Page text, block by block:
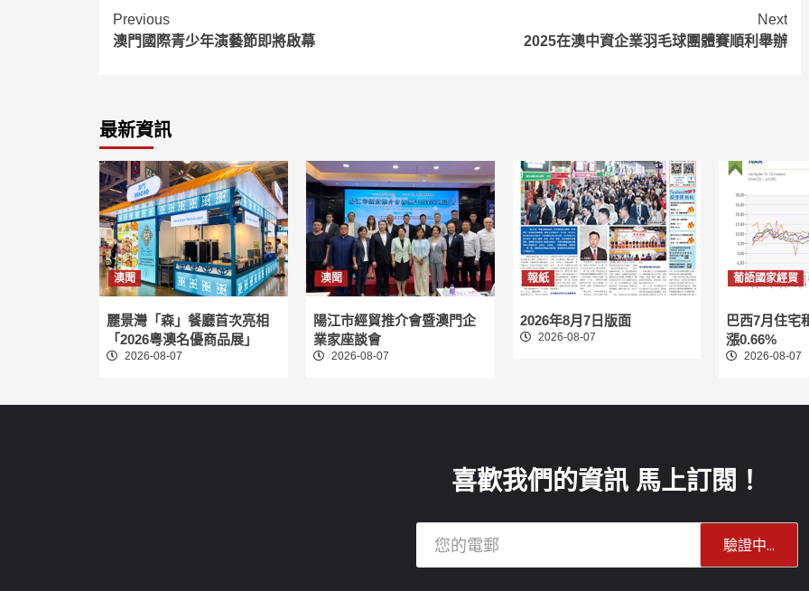
Continue
Reading
Previous
澳門國際青少年演藝節即將啟幕
Next
2025在澳中資企業羽毛球團體賽順利舉辦
最新資訊
澳聞
麗景灣「森」餐廳首次亮相
「2026粵澳名優商品展」
2026-08-07
澳聞
陽江市經貿推介會暨澳門企
業家座談會
2026-08-07
報紙
2026年8月7日版面
2026-08-07
葡語國家經貿
巴西7月住宅
漲0.66%
2026-08-07
喜歡我們的資訊 馬上訂閱！